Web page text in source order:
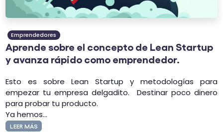
Emprendedores
Aprende sobre el concepto de Lean Startup
y avanza rápido como emprendedor.
Esto es sobre Lean Startup y metodologías para
empezar tu empresa delgadito. Destinar poco dinero
para probar tu producto.
Ya hemos...
LEER MÁS